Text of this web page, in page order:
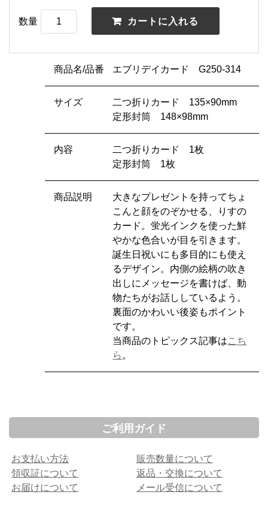
数量
商品名/品番 エブリデイカード G250-314
サイズ
二つ折りカード 135×90mm
定形封筒 148×98mm
内容
二つ折りカード 1枚
定形封筒 1枚
商品説明
大きなプレゼントを持ってちょ
こんと顔をのぞかせる、りすの
カード。蛍光インクを使った鮮
やかな色合いが目を引きます。
誕生日祝いにも多目的にも使え
るデザイン。内側の絵柄の吹き
出しにメッセージを書けば、動
物たちがお話ししているよう。
裏面のかわいい後姿もポイント
です。
当商品のトピックス記事はこち
ら。
ご利用ガイド
お支払い方法
領収証について
お届けについて
販売数量について
返品・交換について
メール受信について